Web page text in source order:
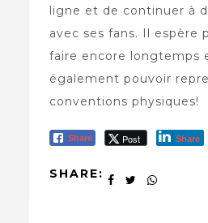
ligne et de continuer à
avec ses fans. Il espère
faire encore longtemps
également pouvoir
conventions physiques!
Share Post Share
SHARE: